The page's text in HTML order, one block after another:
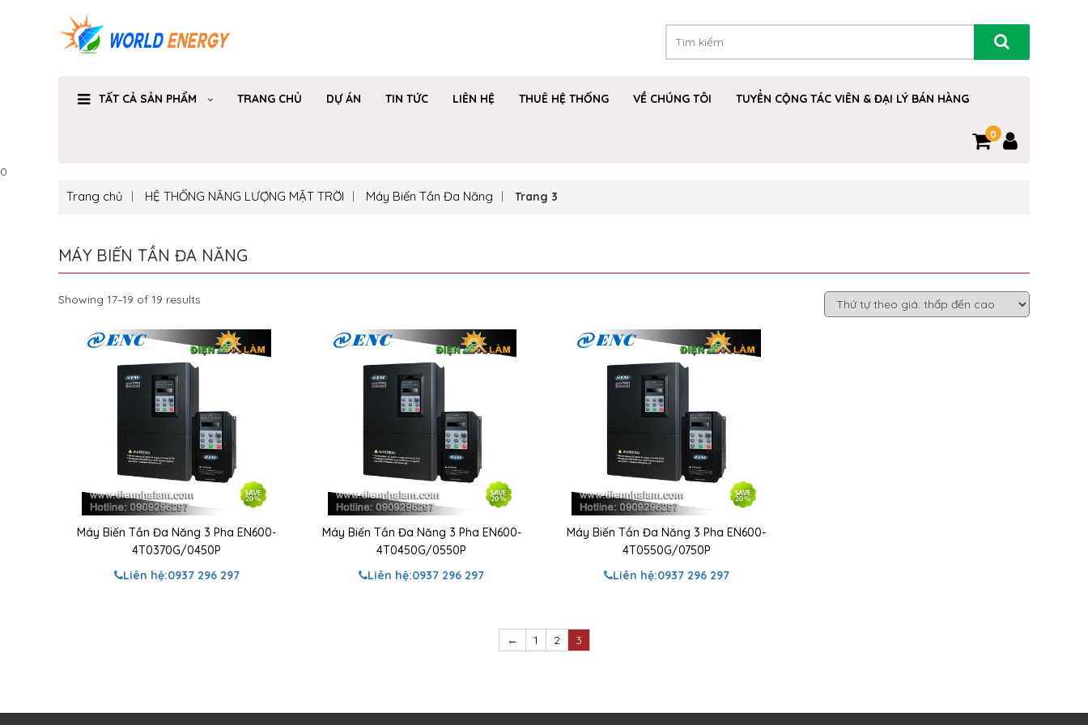
TẤT CẢ SẢN PHẨM TRANG CHỦ DỰ ÁN TIN TỨC LIÊN HỆ THUÊ HỆ THỐNG VỀ CHÚNG TÔI TUYỂN CỘNG TÁC VIÊN & ĐẠI LÝ BÁN HÀNG
0
0
Trang chủ HỆ THỐNG NĂNG LƯỢNG MẶT TRỜI Máy Biến Tần Đa Năng Trang 3
MÁY BIẾN TẦN ĐA NĂNG
Showing 17–19 of 19 results
Máy Biến Tần Đa Năng 3 Pha EN600-
4T0370G/0450P
Liên hệ:0937 296 297
Máy Biến Tần Đa Năng 3 Pha EN600-
4T0450G/0550P
Liên hệ:0937 296 297
Máy Biến Tần Đa Năng 3 Pha EN600-
4T0550G/0750P
Liên hệ:0937 296 297
← 1 2 3